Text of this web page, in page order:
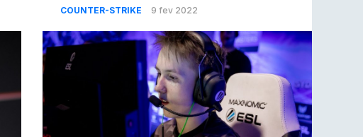
COUNTER-STRIKE 9 fev 2022